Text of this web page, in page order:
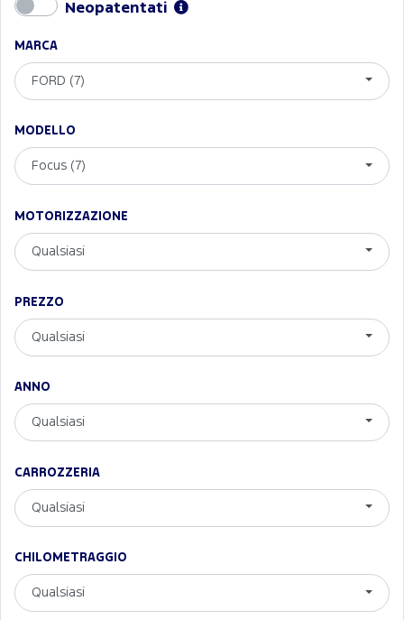
Neopatentati
MARCA
FORD (7)
MODELLO
Focus (7)
MOTORIZZAZIONE
Qualsiasi
PREZZO
Qualsiasi
ANNO
Qualsiasi
CARROZZERIA
Qualsiasi
CHILOMETRAGGIO
Qualsiasi